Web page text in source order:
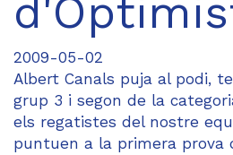
2009-05-02
Albert Canals puja al podi,
grup 3 i segon de la
els regatistes del nostre
puntuen a la primera prova